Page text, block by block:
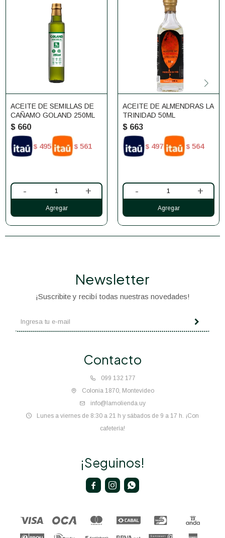
ACEITE DE SEMILLAS DE
CAÑAMO GOLAND 250ML
$ 660
$ 495 $ 561
- +
ACEITE DE ALMENDRAS LA
TRINIDAD 50ML
$ 663
$ 497 $ 564
- +
Contacto
099 132 177
Colonia 1870, Montevideo
info@lamolienda.uy
Lunes a viernes de 8:30 a 21 h y sábados de 9 a 17 h. ¡Con
cafetería!
Newsletter
¡Suscribite y recibí todas nuestras novedades!
¡Seguinos!
  